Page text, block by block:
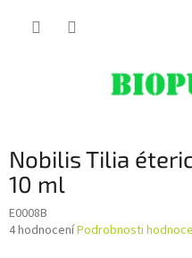
Nobilis Tilia
10 ml
E0008B
Průměrné
4 hodnoceníPodrobnosti